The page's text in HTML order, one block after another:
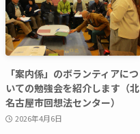
「案内係」のボランティアにつ
いての勉強会を紹介します（北
名古屋市回想法センター）
2026年4月6日